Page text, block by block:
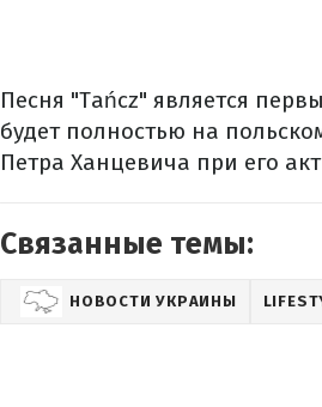
Песня "Tańcz" является
будет полностью на
Петра Ханцевича при его
Связанные темы:
НОВОСТИ УКРАИНЫ